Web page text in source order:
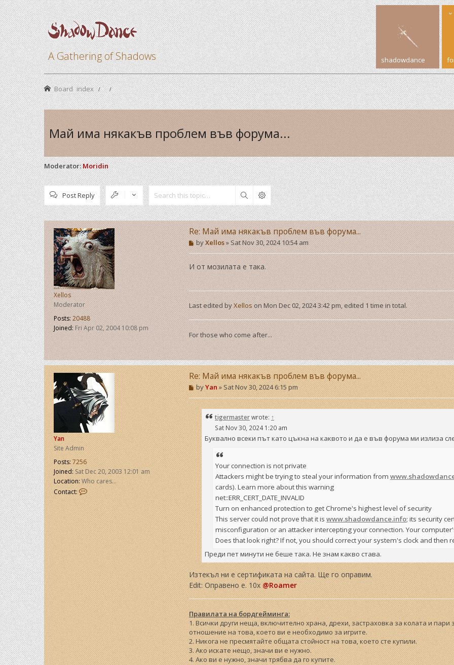
A Gathering of Shadows shadowdance
Board index
Май има някакъв проблем във форума...
Moderator: Moridin
Post Reply Search
Xellos
Moderator
Posts: 20488
Joined:Fri Apr 02, 2004 10:08 pm
Re: Май има някакъв проблем във форума...
P
o
s
t
byXellos»Sat Nov 30, 2024 10:54 am
И от мозилата е така.
Last edited byXelloson Mon Dec 02, 2024 3:42 pm, edited 1 time in total.
For those who come after...
Yan
Site Admin
Posts: 7256
Joined:Sat Dec 20, 2003 12:01 am
Location:Who cares...
Contact:
C
o
n
t
a
c
t
Y
a
n
Re: Май има някакъв проблем във форума...
P
o
s
t
byYan»Sat Nov 30, 2024 6:15 pm
tigermasterwrote: ↑
Sat Nov 30, 2024 1:20 am
Буквално всеки път като цъкна на каквото и да е във форума ми излиза
Your connection is not private
Attackers might be trying to steal your information from
cards). Learn more about this warning
net::ERR_CERT_DATE_INVALID
Turn on enhanced protection to get Chrome's highest level of security
This server could not prove that it is www.shadowdance.info; its security
misconfiguration or an attacker intercepting your connection. Your
Does that look right? If not, you should correct your system's clock and then
Преди пет минути не беше така. Не знам какво става.
Изтекъл ни е сертификата на сайта. Ще го оправим.
Edit: Оправено е. 10x @Roamer
Правилата на бордгейминга:
1. Всички други неща, включително храна, дрехи, застраховка за колата и
отношение на това, което ви е необходимо за игрите.
2. Никога не пресмятайте общата стойност на това, което сте купили.
3. Ако искате нещо, значи ви е нужно.
4. Ако ви е нужно, значи трябва да го купите.